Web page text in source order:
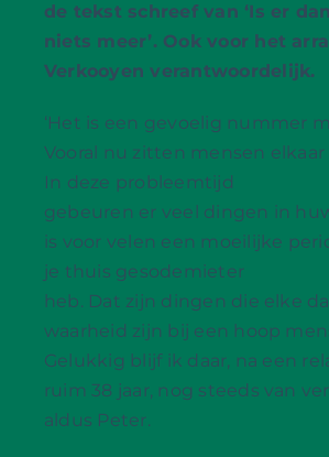
de tekst schreef van ‘Is er dan
niets meer’. Ook voor het
Verkooyen verantwoordelijk.
‘Het is een gevoelig nummer
Vooral nu zitten mensen
In deze probleemtijd
gebeuren er veel dingen in
is voor velen een moeilijke
je thuis gesodemieter
heb. Dat zijn dingen die elke
waarheid zijn bij een hoop
Gelukkig blijf ik daar, na een
ruim 38 jaar, nog steeds van
aldus Peter.